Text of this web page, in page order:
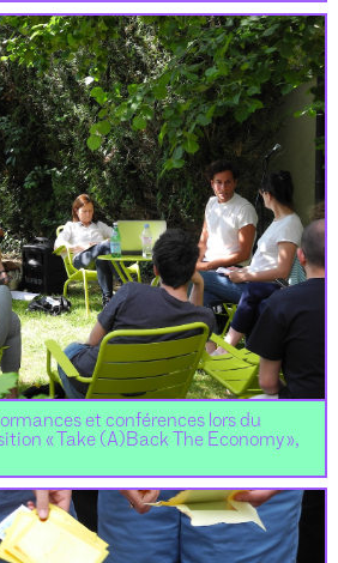
et conférences lors du
« Take (A)Back The Economy »,